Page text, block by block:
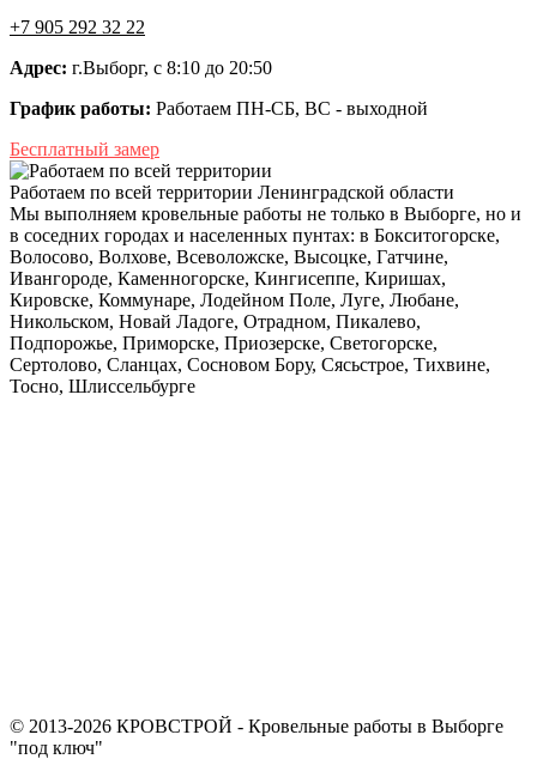
+7 905 292 32 22
Адрес: г.Выборг, с 8:10 до 20:50
График работы: Работаем ПН-СБ, ВС - выходной
Бесплатный замер
Работаем по всей территории Ленинградской области
Мы выполняем кровельные работы не только в Выборге, но и
в соседних городах и населенных пунтах: в Бокситогорске,
Волосово, Волхове, Всеволожске, Высоцке, Гатчине,
Ивангороде, Каменногорске, Кингисеппе, Киришах,
Кировске, Коммунаре, Лодейном Поле, Луге, Любане,
Никольском, Новай Ладоге, Отрадном, Пикалево,
Подпорожье, Приморске, Приозерске, Светогорске,
Сертолово, Сланцах, Сосновом Бору, Сясьстрое, Тихвине,
Тосно, Шлиссельбурге
© 2013-2026 КРОВСТРОЙ - Кровельные работы в Выборге
"под ключ"